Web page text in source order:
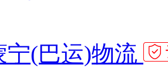
宁(巴运)物流